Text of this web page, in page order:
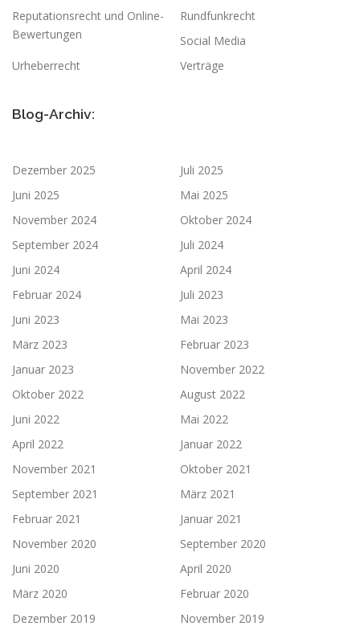
Reputationsrecht und Online-
Bewertungen
Rundfunkrecht
Social Media
Urheberrecht
Verträge
Blog-Archiv:
Dezember 2025
Juli 2025
Juni 2025
Mai 2025
November 2024
Oktober 2024
September 2024
Juli 2024
Juni 2024
April 2024
Februar 2024
Juli 2023
Juni 2023
Mai 2023
März 2023
Februar 2023
Januar 2023
November 2022
Oktober 2022
August 2022
Juni 2022
Mai 2022
April 2022
Januar 2022
November 2021
Oktober 2021
September 2021
März 2021
Februar 2021
Januar 2021
November 2020
September 2020
Juni 2020
April 2020
März 2020
Februar 2020
Dezember 2019
November 2019